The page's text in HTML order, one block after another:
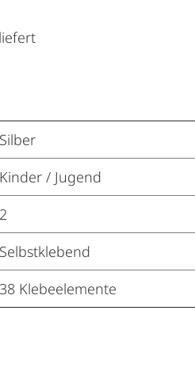
Silber
Kinder / Jugend
2
Selbstklebend
38 Klebeelemente